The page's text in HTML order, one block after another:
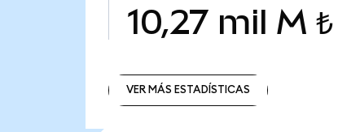
10,27 mil M ₺
VER MÁS ESTADÍSTICAS